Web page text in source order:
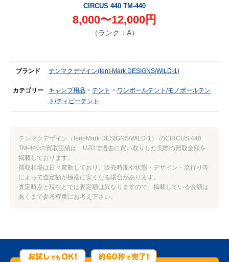
CIRCUS 440 TM-440
8,000〜12,000円
（ランク：A）
ブランド テンマクデザイン(tent-Mark DESIGNS/WILD-1)
カテゴリー キャンプ用品 テント
ワンポールテント/モノポールテン
ト/ティピーテント
テンマクデザイン（tent-Mark DESIGNS/WILD-1） のCIRCUS 440
TM-440の買取実績は、UZDで過去に買い取りした実際の買取金額を
掲載しております。
買取相場は日々変動しており、販売時期や状態・デザイン・流行り等
によって査定額が極端に安くなる場合があります。
査定時点と現在とでは査定額は異なりますので、掲載している金額は
あくまで参考程度にお考え下さい。